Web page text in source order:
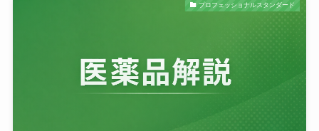
プロフェッショナルスタンダード